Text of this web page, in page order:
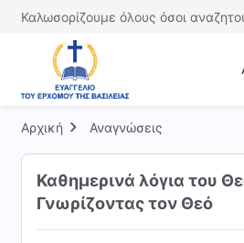
Καλωσορίζουμε όλους όσοι
Αρχική Αναγνώσεις
Καθημερινά λόγια του
Γνωρίζοντας τον Θεό
Γνωρίζοντας τον Θεό |
118
Καθημερινά λόγια του Θεού:
119
Καθημερινά λόγια του Θεού:
Γνωρίζοντας τον Θεό |
120